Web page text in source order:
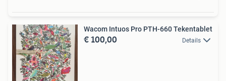
Wacom Intuos Pro PTH-660 Tekentablet
€ 100,00 Details